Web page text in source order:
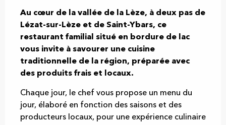
Au cœur de la vallée de la Lèze, à deux pas de
Lézat-sur-Lèze et de Saint-Ybars, ce
restaurant familial situé en bordure de lac
vous invite à savourer une cuisine
traditionnelle de la région, préparée avec
des produits frais et locaux.
Chaque jour, le chef vous propose un menu du
jour, élaboré en fonction des saisons et des
producteurs locaux, pour une expérience culinaire